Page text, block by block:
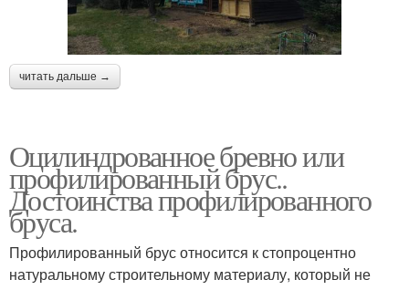
читать дальше →
Оцилиндрованное бревно или
профилированный брус..
Достоинства профилированного
бруса.
Профилированный брус относится к стопроцентно
натуральному строительному материалу, который не